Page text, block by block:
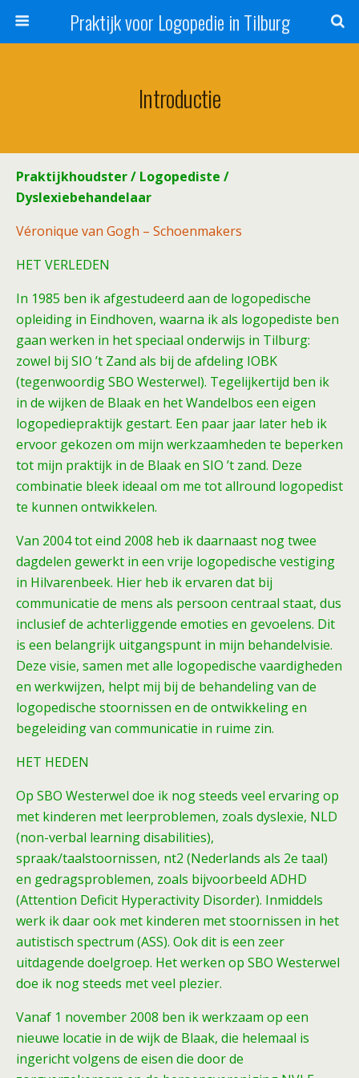
Praktijk voor Logopedie in Tilburg
Introductie
Praktijkhoudster / Logopediste /
Dyslexiebehandelaar
Véronique van Gogh – Schoenmakers
HET VERLEDEN
In 1985 ben ik afgestudeerd aan de logopedische
opleiding in Eindhoven, waarna ik als logopediste ben
gaan werken in het speciaal onderwijs in Tilburg:
zowel bij SIO ’t Zand als bij de afdeling IOBK
(tegenwoordig SBO Westerwel). Tegelijkertijd ben ik
in de wijken de Blaak en het Wandelbos een eigen
logopediepraktijk gestart. Een paar jaar later heb ik
ervoor gekozen om mijn werkzaamheden te beperken
tot mijn praktijk in de Blaak en SIO ’t zand. Deze
combinatie bleek ideaal om me tot allround logopedist
te kunnen ontwikkelen.
Van 2004 tot eind 2008 heb ik daarnaast nog twee
dagdelen gewerkt in een vrije logopedische vestiging
in Hilvarenbeek. Hier heb ik ervaren dat bij
communicatie de mens als persoon centraal staat, dus
inclusief de achterliggende emoties en gevoelens. Dit
is een belangrijk uitgangspunt in mijn behandelvisie.
Deze visie, samen met alle logopedische vaardigheden
en werkwijzen, helpt mij bij de behandeling van de
logopedische stoornissen en de ontwikkeling en
begeleiding van communicatie in ruime zin.
HET HEDEN
Op SBO Westerwel doe ik nog steeds veel ervaring op
met kinderen met leerproblemen, zoals dyslexie, NLD
(non-verbal learning disabilities),
spraak/taalstoornissen, nt2 (Nederlands als 2e taal)
en gedragsproblemen, zoals bijvoorbeeld ADHD
(Attention Deficit Hyperactivity Disorder). Inmiddels
werk ik daar ook met kinderen met stoornissen in het
autistisch spectrum (ASS). Ook dit is een zeer
uitdagende doelgroep. Het werken op SBO Westerwel
doe ik nog steeds met veel plezier.
Vanaf 1 november 2008 ben ik werkzaam op een
nieuwe locatie in de wijk de Blaak, die helemaal is
ingericht volgens de eisen die door de